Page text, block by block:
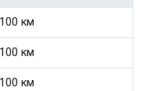
км
км
км